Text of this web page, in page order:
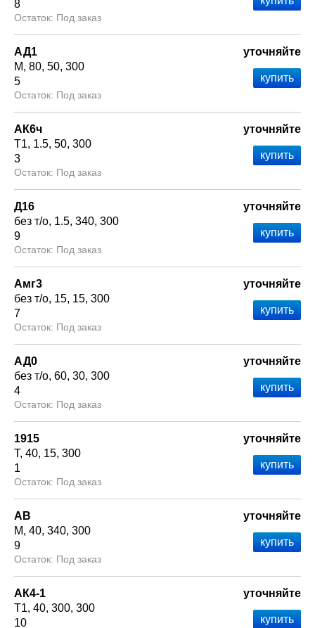
8
Под заказ
АД1
М 80 50 300
5
Под заказ
уточняйте
АК6ч
Т1 1.5 50 300
3
Под заказ
уточняйте
Д16
без т/о 1.5 340 300
9
Под заказ
уточняйте
Амг3
без т/о 15 15 300
7
Под заказ
уточняйте
АД0
без т/о 60 30 300
4
Под заказ
уточняйте
1915
Т 40 15 300
1
Под заказ
уточняйте
АВ
М 40 340 300
9
Под заказ
уточняйте
АК4-1
Т1 40 300 300
10
уточняйте